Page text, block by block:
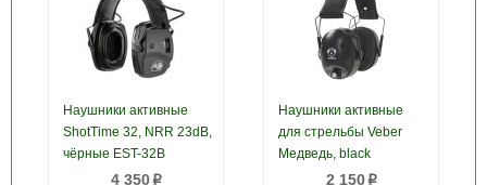
Наушники активные
ShotTime 32, NRR 23dB,
чёрные EST-32B
4 350p
Наушники активные
для стрельбы Veber
Медведь, black
2 150p